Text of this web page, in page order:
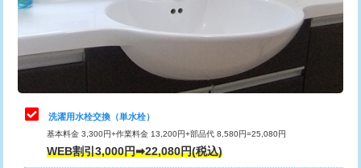
給水管工事※（塩ビ管（VP・HI）使
用（追加）/3ｍ超え)
給水管工事※（ライニング鋼管・銅
管・ポリ管・HT管使用/3ｍまで)
44,000円
給水管工事※（ライニング鋼管・銅
管・ポリ管・HT管使用/3ｍ超え)
排水管工事（土の掘削・埋め戻し作
桝清掃
止水・漏水調査・防水処理・清掃・修
理・調整・分解・加工など（軽作業）
11,000円
止水・漏水調査・防水処理・清掃・修
理・調整・分解・加工など（中作業）
22,000円
止水・漏水調査・防水処理・清掃・修
理・調整・分解・加工など（重作業）
33,000円
洗濯用水栓交換（単水栓）
基本料金 3,300円+作業料金 13,200円+部品代 8,580円=25,080円
WEB割引3,000円➡22,080円(税込)